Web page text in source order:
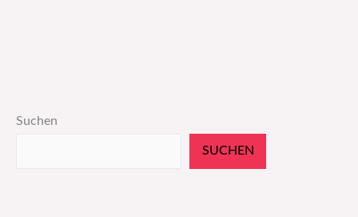
Suchen
SUCHEN